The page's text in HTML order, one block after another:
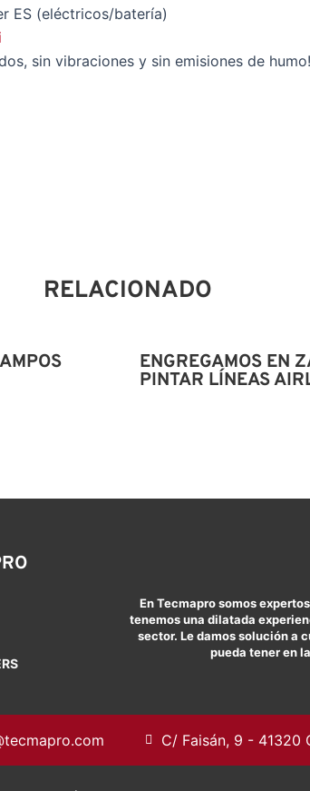
ES (eléctricos/batería)
sin vibraciones y sin emisiones de humo!
RELACIONADO
ENGREGAMOS EN
PINTAR LÍNEAS
En Tecmapro somos
tenemos una dilatada
sector. Le damos solución a
pueda tener en
C/ Faisán, 9 - 41320